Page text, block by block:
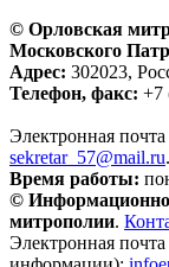
© Орловская
Московского
Адрес: 302023,
Телефон, факс: +7
Электронная
sekretar_57@mail.ru.
Время работы:
©
митрополии.
Электронная